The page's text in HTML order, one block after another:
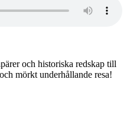
och historiska redskap till
mörkt underhållande resa!